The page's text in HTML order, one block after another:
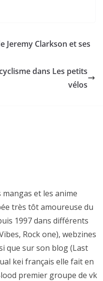
Jeremy Clarkson et ses
dans Les petits
vélos
mangas et les anime
très tôt amoureuse du
1997 dans différents
Rock one), webzines
que sur son blog (Last
kei français elle fait en
premier groupe de vk